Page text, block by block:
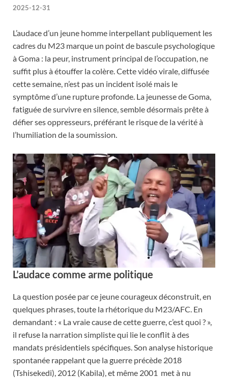
2025-12-31
L’audace d’un jeune homme interpellant publiquement les
cadres du M23 marque un point de bascule psychologique
à Goma : la peur, instrument principal de l’occupation, ne
suffit plus à étouffer la colère. Cette vidéo virale, diffusée
cette semaine, n’est pas un incident isolé mais le
symptôme d’une rupture profonde. La jeunesse de Goma,
fatiguée de survivre en silence, semble désormais prête à
défier ses oppresseurs, préférant le risque de la vérité à
l’humiliation de la soumission.
L’audace comme arme politique
La question posée par ce jeune courageux déconstruit, en
quelques phrases, toute la rhétorique du M23/AFC. En
demandant : « La vraie cause de cette guerre, c’est quoi ? »,
il refuse la narration simpliste qui lie le conflit à des
mandats présidentiels spécifiques. Son analyse historique
spontanée rappelant que la guerre précède 2018
(Tshisekedi), 2012 (Kabila), et même 2001 met à nu